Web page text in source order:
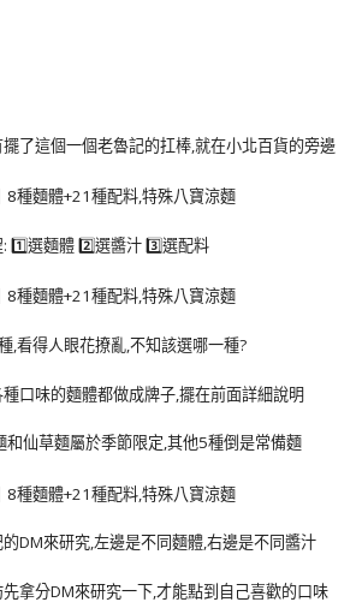
了這個一個老魯記的扛棒,就在小北百貨的旁邊
1️⃣選麵體 2️⃣選醬汁 3️⃣選配料
,看得人眼花撩亂,不知該選哪一種?
口味的麵體都做成牌子,擺在前面詳細說明
和仙草麵屬於季節限定,其他5種倒是常備麵
DM來研究,左邊是不同麵體,右邊是不同醬汁
拿分DM來研究一下,才能點到自己喜歡的口味